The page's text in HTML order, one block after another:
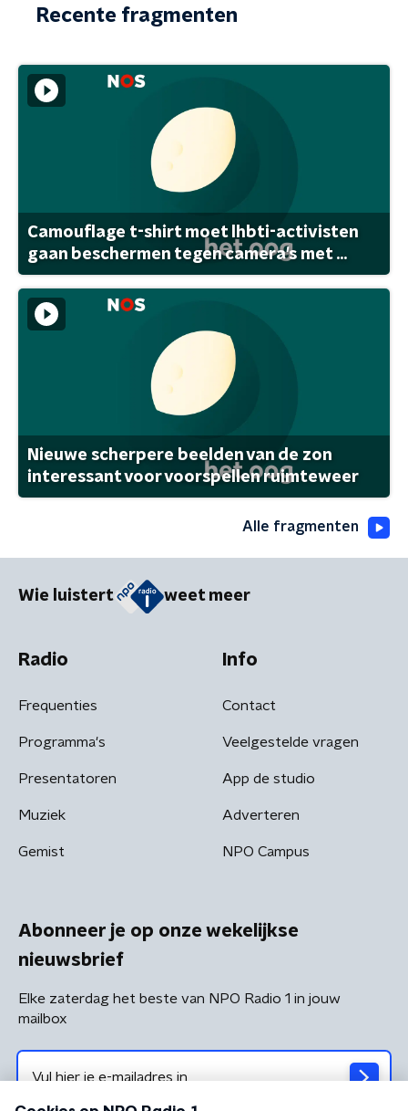
Recente fragmenten
Camouflage t-shirt moet lhbti-activisten
gaan beschermen tegen camera's met ...
Nieuwe scherpere beelden van de zon
interessant voor voorspellen ruimteweer
Alle fragmenten
Wie luistert weet meer
Radio
Frequenties
Programma's
Presentatoren
Muziek
Gemist
Info
Contact
Veelgestelde vragen
App de studio
Adverteren
NPO Campus
Abonneer je op onze wekelijkse
nieuwsbrief
Elke zaterdag het beste van NPO Radio 1 in jouw
mailbox